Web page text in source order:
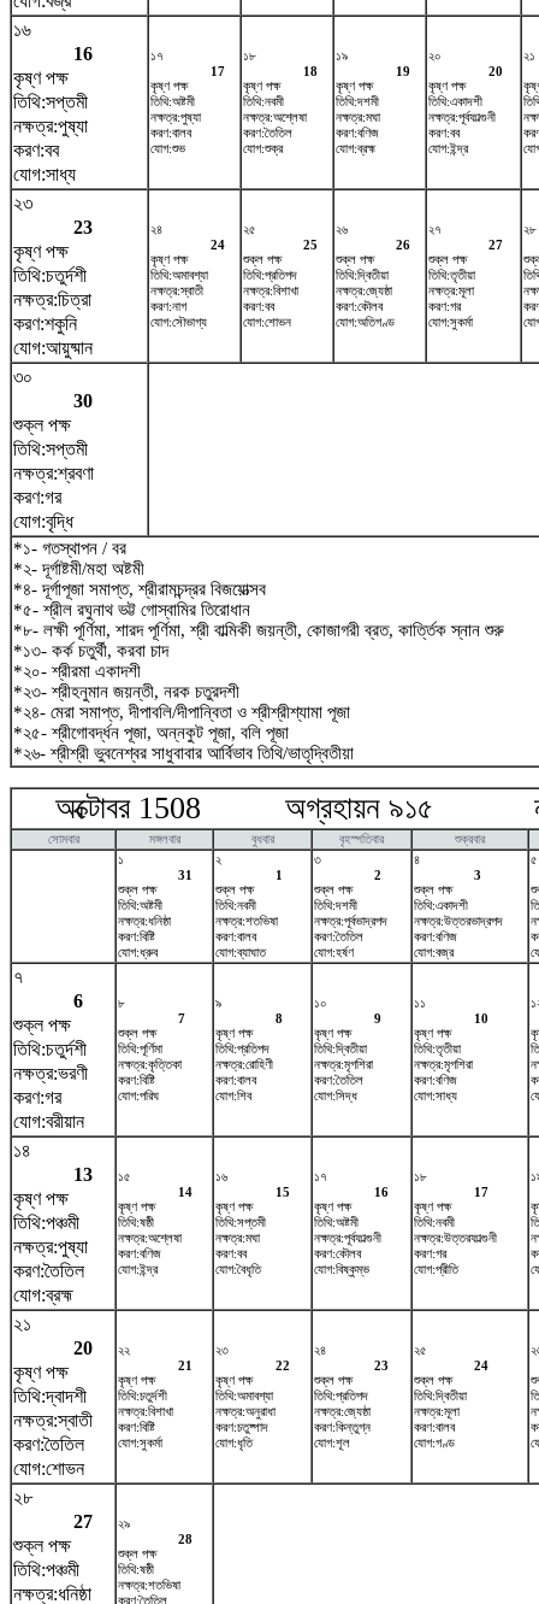
১৬
16
কৃষ্ণ পক্ষ
তিথি:সপ্তমী
নক্ষত্র:পুষ্যা
করণ:বব
যোগ:সাধ্য
১৭
17
কৃষ্ণ পক্ষ
তিথি:অষ্টমী
নক্ষত্র:পুষ্যা
করণ:বালব
যোগ:শুভ
১৮
18
কৃষ্ণ পক্ষ
তিথি:নবমী
নক্ষত্র:অশ্লেষা
করণ:তৈতিল
যোগ:শুক্র
১৯
19
কৃষ্ণ পক্ষ
তিথি:দশমী
নক্ষত্র:মঘা
করণ:বণিজ
যোগ:ব্রহ্ম
২০
20
কৃষ্ণ পক্ষ
তিথি:একাদশী
নক্ষত্র:পূর্বফাল্গুনী
করণ:বব
যোগ:ইন্দ্র
২১
২৩
23
কৃষ্ণ পক্ষ
তিথি:চতুর্দশী
নক্ষত্র:চিত্রা
করণ:শকুনি
যোগ:আয়ুষ্মান
২৪
24
কৃষ্ণ পক্ষ
তিথি:অমাবশ্যা
নক্ষত্র:স্বাতী
করণ:নাগ
যোগ:সৌভাগ্য
২৫
25
শুক্ল পক্ষ
তিথি:প্রতিপদ
নক্ষত্র:বিশাখা
করণ:বব
যোগ:শোভন
২৬
26
শুক্ল পক্ষ
তিথি:দ্বিতীয়া
নক্ষত্র:জ্যেষ্ঠা
করণ:কৌলব
যোগ:অতিগণ্ড
২৭
27
শুক্ল পক্ষ
তিথি:তৃতীয়া
নক্ষত্র:মূলা
করণ:গর
যোগ:সুকর্মা
২৮
৩০
30
শুক্ল পক্ষ
তিথি:সপ্তমী
নক্ষত্র:শ্রবণা
করণ:গর
যোগ:বৃদ্ধি
*১- গতস্থাপন / বর
*২- দূর্গাষ্টমী/মহা অষ্টমী
*৪- দূর্গাপূজা সমাপ্ত, শ্রীরামচন্দ্রর বিজয়োত্সব
*৫- শ্রীল রঘুনাথ ভট্ট গোস্বামির তিরোধান
*৮- লক্ষী পূর্ণিমা, শারদ পূর্ণিমা, শ্রী বাল্মিকী জয়ন্তী, কোজাগরী ব্রত, কার্ত্তিক স্নান শুরু
*১৩- কর্ক চতুর্থী, করবা চাদ
*২০- শ্রীরমা একাদশী
*২৩- শ্রীহনুমান জয়ন্তী, নরক চতুরদশী
*২৪- মেরা সমাপ্ত, দীপাবলি/দীপান্বিতা ও শ্রীশ্রীশ্যামা পূজা
*২৫- শ্রীগোবর্দ্ধন পূজা, অন্নকুট পূজা, বলি পূজা
*২৬- শ্রীশ্রী ভুবনেশ্বর সাধুবাবার আর্বিভাব তিথি/ভাতৃদ্বিতীয়া
অক্টোবর 1508 অগ্রহায়ন ৯১৫
সোমবার মঙ্গলবার বুধবার বৃহস্পতিবার
শুক্রবার
১
31
শুক্ল পক্ষ
তিথি:অষ্টমী
নক্ষত্র:ধনিষ্ঠা
করণ:বিষ্টি
যোগ:ধ্রুব
২
1
শুক্ল পক্ষ
তিথি:নবমী
নক্ষত্র:শতভিষ‌া
করণ:বালব
যোগ:ব্যাঘাত
৩
2
শুক্ল পক্ষ
তিথি:দশমী
নক্ষত্র:পূর্বভাদ্রপদ
করণ:তৈতিল
যোগ:হর্ষণ
৪
3
শুক্ল পক্ষ
তিথি:একাদশী
নক্ষত্র:উত্তরভাদ্রপদ
করণ:বণিজ
যোগ:বজ্র
৫
৭
6
শুক্ল পক্ষ
তিথি:চতুর্দশী
নক্ষত্র:ভরণী
করণ:গর
যোগ:বরীয়ান
৮
7
শুক্ল পক্ষ
তিথি:পূর্ণিমা
নক্ষত্র:কৃত্তিকা
করণ:বিষ্টি
যোগ:পরিঘ
৯
8
কৃষ্ণ পক্ষ
তিথি:প্রতিপদ
নক্ষত্র:রোহিণী
করণ:বালব
যোগ:শিব
১০
9
কৃষ্ণ পক্ষ
তিথি:দ্বিতীয়া
নক্ষত্র:মৃগশিরা
করণ:তৈতিল
যোগ:সিদ্ধ
১১
10
কৃষ্ণ পক্ষ
তিথি:তৃতীয়া
নক্ষত্র:মৃগশিরা
করণ:বণিজ
যোগ:সাধ্য
১৪
13
কৃষ্ণ পক্ষ
তিথি:পঞ্চমী
নক্ষত্র:পুষ্যা
করণ:তৈতিল
যোগ:ব্রহ্ম
১৫
14
কৃষ্ণ পক্ষ
তিথি:ষষ্ঠী
নক্ষত্র:অশ্লেষা
করণ:বণিজ
যোগ:ইন্দ্র
১৬
15
কৃষ্ণ পক্ষ
তিথি:সপ্তমী
নক্ষত্র:মঘা
করণ:বব
যোগ:বৈধৃতি
১৭
16
কৃষ্ণ পক্ষ
তিথি:অষ্টমী
নক্ষত্র:পূর্বফাল্গুনী
করণ:কৌলব
যোগ:বিষ্কুম্ভ
১৮
17
কৃষ্ণ পক্ষ
তিথি:নবমী
নক্ষত্র:উত্তরফাল্গুনী
করণ:গর
যোগ:প্রীতি
২১
20
কৃষ্ণ পক্ষ
তিথি:দ্বাদশী
নক্ষত্র:স্বাতী
করণ:তৈতিল
যোগ:শোভন
২২
21
কৃষ্ণ পক্ষ
তিথি:চতুর্দশী
নক্ষত্র:বিশাখা
করণ:বিষ্টি
যোগ:সুকর্মা
২৩
22
কৃষ্ণ পক্ষ
তিথি:অমাবশ্যা
নক্ষত্র:অনুরাধা
করণ:চতুষ্পাদ
যোগ:ধৃতি
২৪
23
শুক্ল পক্ষ
তিথি:প্রতিপদ
নক্ষত্র:জ্যেষ্ঠা
করণ:কিন্তুগ্ন
যোগ:শূল
২৫
24
শুক্ল পক্ষ
তিথি:দ্বিতীয়া
নক্ষত্র:মূলা
করণ:বালব
যোগ:গণ্ড
২৮
27
শুক্ল পক্ষ
তিথি:পঞ্চমী
নক্ষত্র:ধনিষ্ঠা
২৯
28
শুক্ল পক্ষ
তিথি:ষষ্ঠী
নক্ষত্র:শতভিষ‌া
করণ:তৈতিল